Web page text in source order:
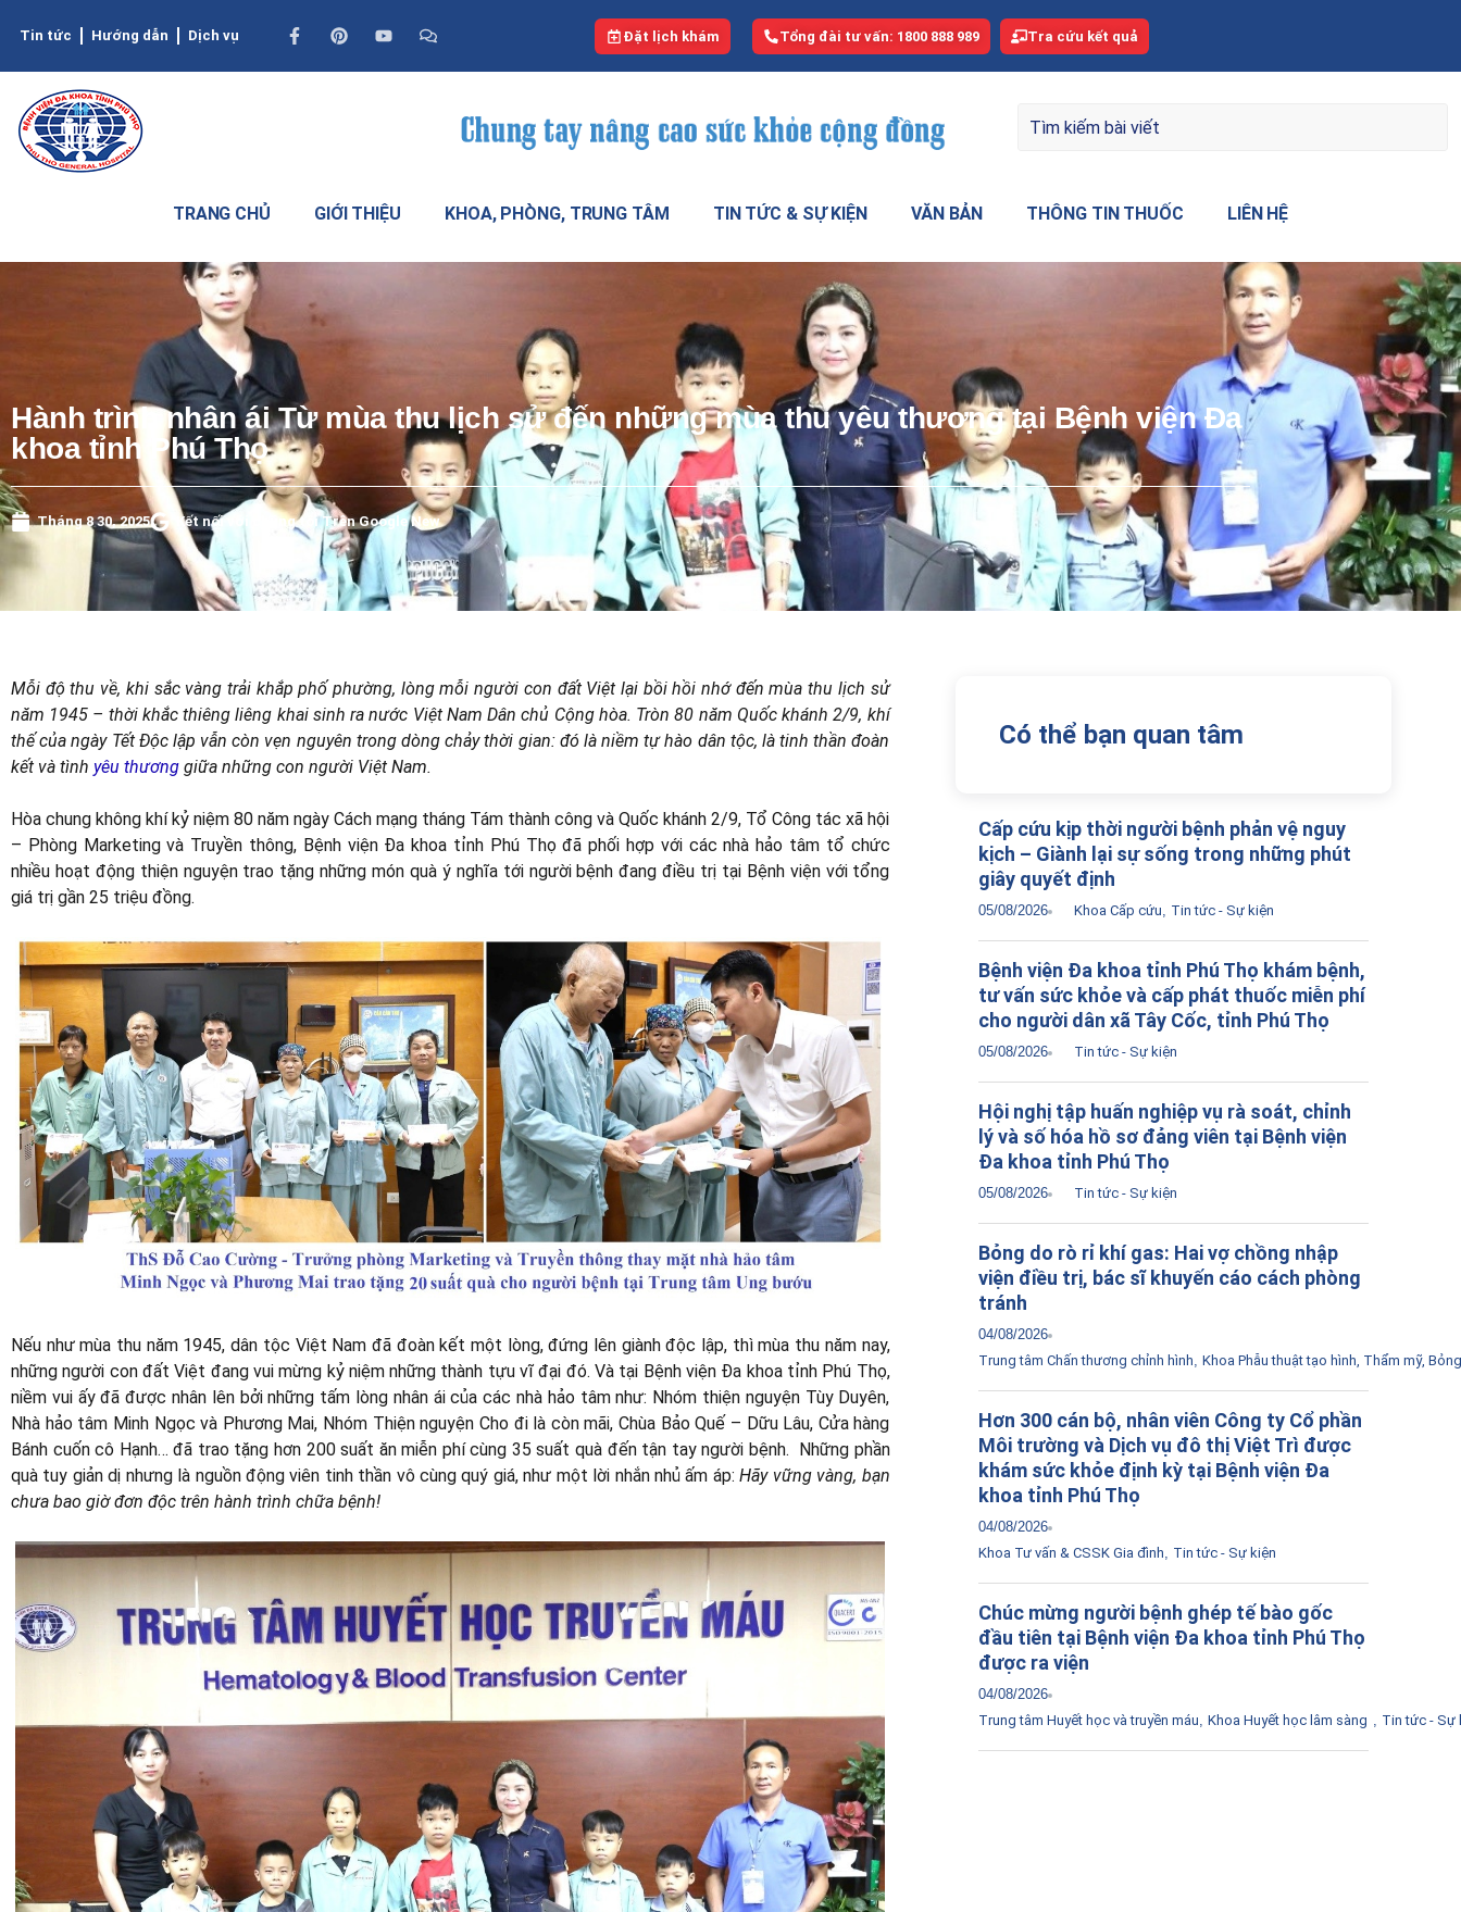
Tin tức Hướng dẫn Dịch vụ Đặt lịch khám Tổng đài tư vấn: 1800 888 989 Tra cứu kết quả
TRANG CHỦ GIỚI THIỆU KHOA, PHÒNG, TRUNG TÂM TIN TỨC & SỰ KIỆN VĂN BẢN THÔNG TIN THUỐC LIÊN HỆ
Hành trình nhân ái Từ mùa thu lịch sử đến những mùa thu yêu thương tại Bệnh viện Đa
khoa tỉnh Phú Thọ
Tháng 8 30, 2025 Kết nối với chúng tôi Trên Google New
Mỗi độ thu về, khi sắc vàng trải khắp phố phường, lòng mỗi người con đất Việt lại bồi hồi nhớ đến mùa thu lịch sử
năm 1945 – thời khắc thiêng liêng khai sinh ra nước Việt Nam Dân chủ Cộng hòa. Tròn 80 năm Quốc khánh 2/9, khí
thế của ngày Tết Độc lập vẫn còn vẹn nguyên trong dòng chảy thời gian: đó là niềm tự hào dân tộc, là tinh thần đoàn
kết và tình yêu thương giữa những con người Việt Nam.
Hòa chung không khí kỷ niệm 80 năm ngày Cách mạng tháng Tám thành công và Quốc khánh 2/9, Tổ Công tác xã hội
– Phòng Marketing và Truyền thông, Bệnh viện Đa khoa tỉnh Phú Thọ đã phối hợp với các nhà hảo tâm tổ chức
nhiều hoạt động thiện nguyện trao tặng những món quà ý nghĩa tới người bệnh đang điều trị tại Bệnh viện với tổng
giá trị gần 25 triệu đồng.
Nếu như mùa thu năm 1945, dân tộc Việt Nam đã đoàn kết một lòng, đứng lên giành độc lập, thì mùa thu năm nay,
những người con đất Việt đang vui mừng kỷ niệm những thành tựu vĩ đại đó. Và tại Bệnh viện Đa khoa tỉnh Phú Thọ,
niềm vui ấy đã được nhân lên bởi những tấm lòng nhân ái của các nhà hảo tâm như: Nhóm thiện nguyện Tùy Duyên,
Nhà hảo tâm Minh Ngọc và Phương Mai, Nhóm Thiện nguyện Cho đi là còn mãi, Chùa Bảo Quế – Dữu Lâu, Cửa hàng
Bánh cuốn cô Hạnh… đã trao tặng hơn 200 suất ăn miễn phí cùng 35 suất quà đến tận tay người bệnh. Những phần
quà tuy giản dị nhưng là nguồn động viên tinh thần vô cùng quý giá, như một lời nhắn nhủ ấm áp:Hãy vững vàng, bạn
chưa bao giờ đơn độc trên hành trình chữa bệnh!
Có thể bạn quan tâm
Cấp cứu kịp thời người bệnh phản vệ nguy
kịch – Giành lại sự sống trong những phút
giây quyết định
05/08/2026 Khoa Cấp cứu, Tin tức - Sự kiện
Bệnh viện Đa khoa tỉnh Phú Thọ khám bệnh,
tư vấn sức khỏe và cấp phát thuốc miễn phí
cho người dân xã Tây Cốc, tỉnh Phú Thọ
05/08/2026 Tin tức - Sự kiện
Hội nghị tập huấn nghiệp vụ rà soát, chỉnh
lý và số hóa hồ sơ đảng viên tại Bệnh viện
Đa khoa tỉnh Phú Thọ
05/08/2026 Tin tức - Sự kiện
Bỏng do rò rỉ khí gas: Hai vợ chồng nhập
viện điều trị, bác sĩ khuyến cáo cách phòng
tránh
04/08/2026
Trung tâm Chấn thương chỉnh hình, Khoa Phẫu thuật tạo hình, Thẩm mỹ, Bỏng
Hơn 300 cán bộ, nhân viên Công ty Cổ phần
Môi trường và Dịch vụ đô thị Việt Trì được
khám sức khỏe định kỳ tại Bệnh viện Đa
khoa tỉnh Phú Thọ
04/08/2026
Khoa Tư vấn & CSSK Gia đình, Tin tức - Sự kiện
Chúc mừng người bệnh ghép tế bào gốc
đầu tiên tại Bệnh viện Đa khoa tỉnh Phú Thọ
được ra viện
04/08/2026
Trung tâm Huyết học và truyền máu, Khoa Huyết học lâm sàng , Tin tức - Sự